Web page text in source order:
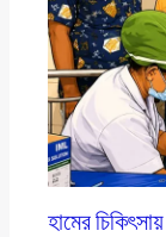
হামের